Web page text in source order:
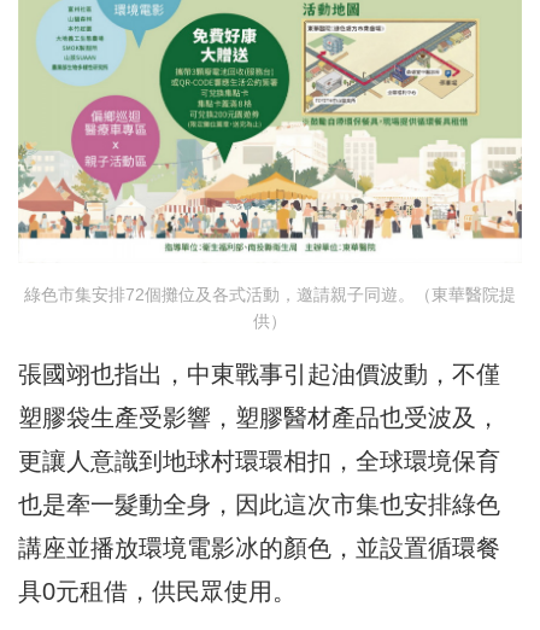
綠色市集安排72個攤位及各式活動，邀請親子同遊。（東華醫院提
供）
張國翊也指出，中東戰事引起油價波動，不僅
塑膠袋生產受影響，塑膠醫材產品也受波及，
更讓人意識到地球村環環相扣，全球環境保育
也是牽一髮動全身，因此這次市集也安排綠色
講座並播放環境電影冰的顏色，並設置循環餐
具0元租借，供民眾使用。